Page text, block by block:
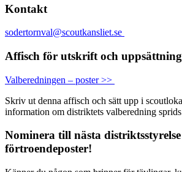
Kontakt
sodertornval@scoutkansliet.se
Affisch för utskrift och
Valberedningen – poster >>
Skriv ut denna affisch och sätt upp i
information om distriktets valberedning
Nominera till nästa
förtroendeposter!